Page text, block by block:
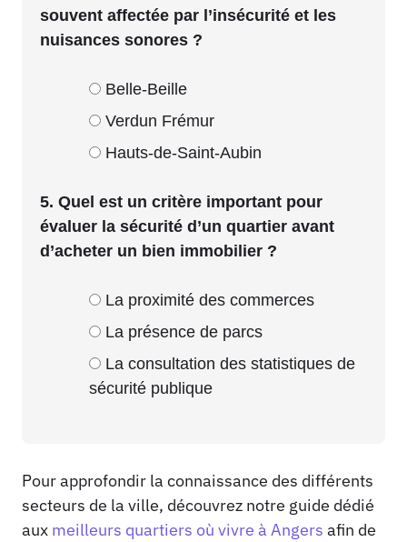
souvent affectée par l’insécurité et les
nuisances sonores ?
Belle-Beille
Verdun Frémur
Hauts-de-Saint-Aubin
5. Quel est un critère important pour
évaluer la sécurité d’un quartier avant
d’acheter un bien immobilier ?
La proximité des commerces
La présence de parcs
La consultation des statistiques de
sécurité publique
Pour approfondir la connaissance des différents
secteurs de la ville, découvrez notre guide dédié
aux meilleurs quartiers où vivre à Angers afin de